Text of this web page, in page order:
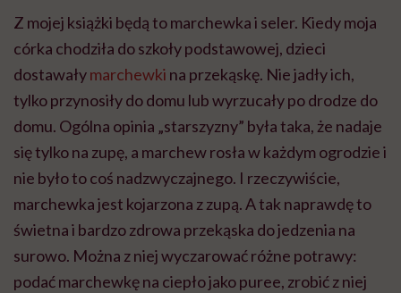
Z mojej książki będą to marchewka i seler. Kiedy moja
córka chodziła do szkoły podstawowej, dzieci
dostawałymarchewki na przekąskę. Nie jadły ich,
tylko przynosiły do domu lub wyrzucały po drodze do
domu. Ogólna opinia „starszyzny” była taka, że nadaje
się tylko na zupę, a marchew rosła w każdym ogrodzie i
nie było to coś nadzwyczajnego. I rzeczywiście,
marchewka jest kojarzona z zupą. A tak naprawdę to
świetna i bardzo zdrowa przekąska do jedzenia na
surowo. Można z niej wyczarować różne potrawy:
podać marchewkę na ciepło jako puree, zrobić z niej